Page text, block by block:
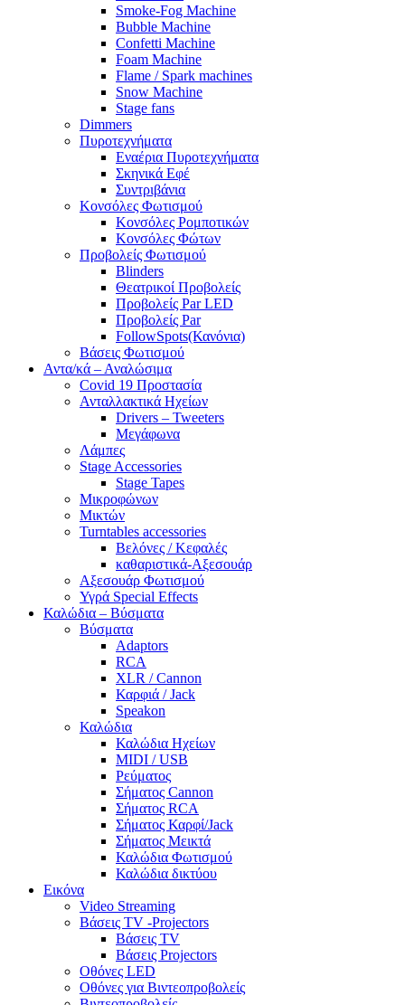
Smoke-Fog Machine
Bubble Machine
Confetti Machine
Foam Machine
Flame / Spark machines
Snow Machine
Stage fans
Dimmers
Πυροτεχνήματα
Εναέρια Πυροτεχνήματα
Σκηνικά Εφέ
Συντριβάνια
Κονσόλες Φωτισμού
Κονσόλες Ρομποτικών
Κονσόλες Φώτων
Προβολείς Φωτισμού
Blinders
Θεατρικοί Προβολείς
Προβολείς Par LED
Προβολείς Par
FollowSpots(Κανόνια)
Βάσεις Φωτισμού
Αντα/κά – Αναλώσιμα
Covid 19 Προστασία
Ανταλλακτικά Ηχείων
Drivers – Tweeters
Μεγάφωνα
Λάμπες
Stage Accessories
Stage Tapes
Μικροφώνων
Μικτών
Turntables accessories
Βελόνες / Κεφαλές
καθαριστικά-Αξεσουάρ
Αξεσουάρ Φωτισμού
Υγρά Special Effects
Καλώδια – Βύσματα
Βύσματα
Adaptors
RCA
XLR / Cannon
Καρφιά / Jack
Speakon
Καλώδια
Καλώδια Ηχείων
MIDI / USB
Ρεύματος
Σήματος Cannon
Σήματος RCA
Σήματος Καρφί/Jack
Σήματος Μεικτά
Καλώδια Φωτισμού
Καλώδια δικτύου
Εικόνα
Video Streaming
Βάσεις TV -Projectors
Βάσεις TV
Βάσεις Projectors
Οθόνες LED
Οθόνες για Βιντεοπροβολείς